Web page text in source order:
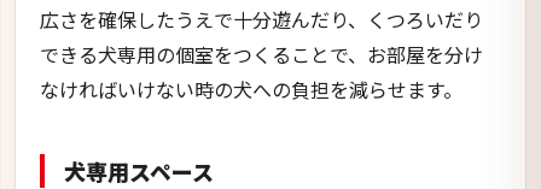
広さを確保したうえで十分遊んだり、くつろいだり
できる犬専用の個室をつくることで、お部屋を分け
なければいけない時の犬への負担を減らせます。
犬専用スペース